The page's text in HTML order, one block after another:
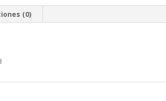
cantidad
(0)